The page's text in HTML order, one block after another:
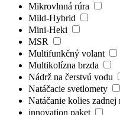
Mikrovlnná rúra
Mild-Hybrid
Mini-Heki
MSR
Multifunkčný volant
Multikolízna brzda
Nádrž na čerstvú vodu
Natáčacie svetlomety
Natáčanie kolies zadnej
innovation paket